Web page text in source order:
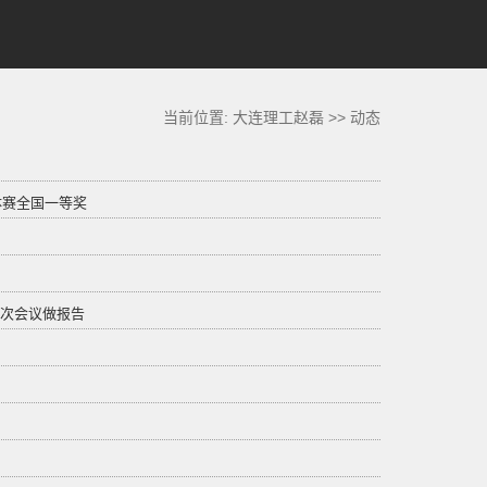
当前位置: 大连理工赵磊>>动态
全国一等奖
会议做报告